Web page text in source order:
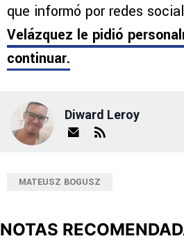
que informó por redes
Velázquez le pidió
continuar.
Diward Leroy
MATEUSZ BOGUSZ
NOTAS